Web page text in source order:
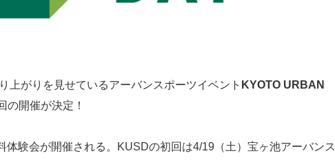
上がりを見せているアーバンスポーツイベント KYOTO URBAN
の開催が決定！
体験会が開催される。KUSDの初回は4/19（土）宝ヶ池アーバンス